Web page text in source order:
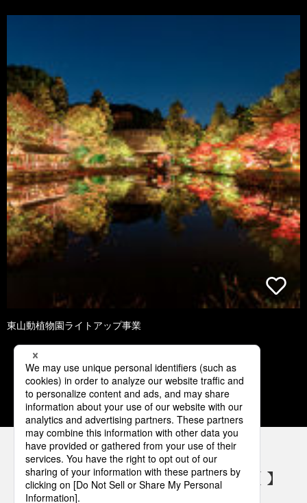
東山動植物園ライトアップ事業
1 2 3 4 5
パナソニックの電気設備 SNSアカウント